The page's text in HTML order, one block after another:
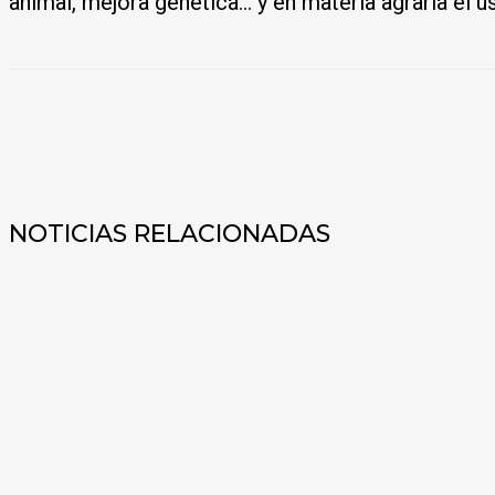
NOTICIAS RELACIONADAS